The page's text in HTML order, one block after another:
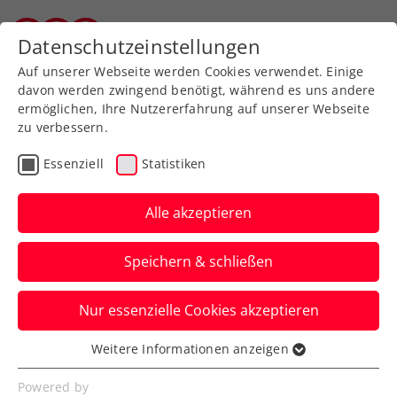
Zurück zur Newsübersicht
Turniere
Senioren-Team-WM:
Österreichs Herren 75+
holen Bronze
Auch den ÖTV-Damen 65+ und 75+
gelingen bei den Titelkämpfen auf
Mallorca gute Top-Ten-Platzierungen.
Verfasst von: Edi Glasner / Manuel Wachta, 17.10.2023
Datenschutzeinstellungen
Auf unserer Webseite werden Cookies verwendet. Einige
davon werden zwingend benötigt, während es uns andere
ermöglichen, Ihre Nutzererfahrung auf unserer Webseite
zu verbessern.
Essenziell Statistiken
Alle akzeptieren
Speichern & schließen
Nur essenzielle Cookies akzeptieren
Essenziell
Essenzielle Cookies werden für grundlegende
Weitere Informationen anzeigen
Powered by